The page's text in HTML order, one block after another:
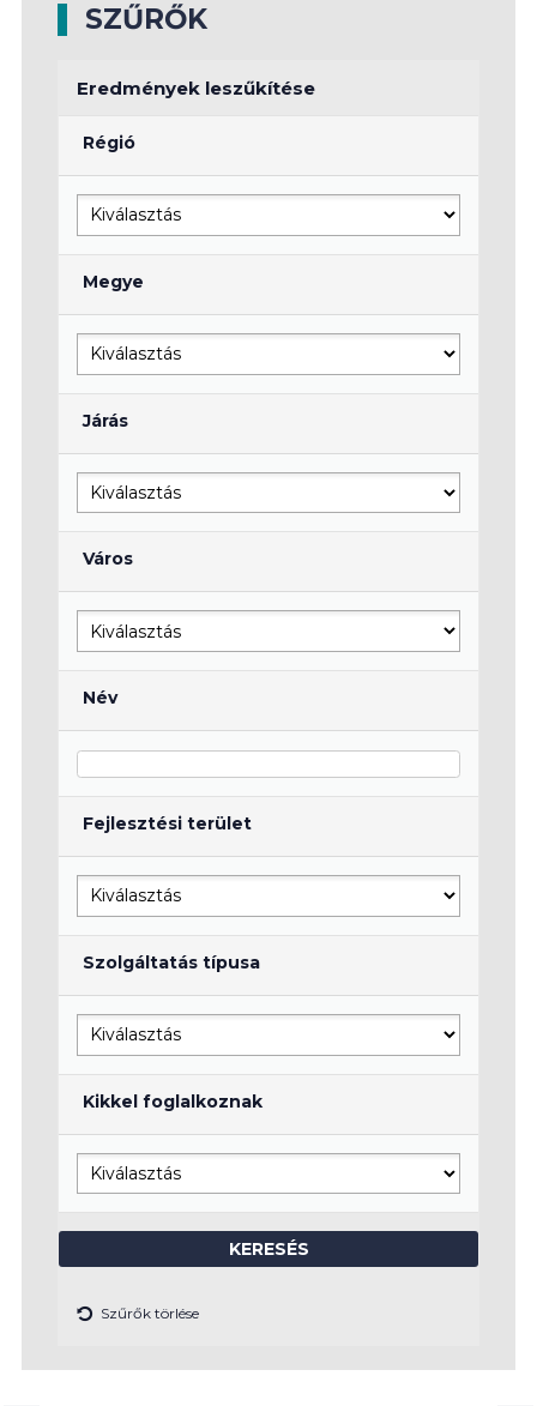
SZŰRŐK
Eredmények leszűkítése
Régió
Megye
Járás
Város
Név
Fejlesztési terület
Szolgáltatás típusa
Kikkel foglalkoznak
Szűrők törlése